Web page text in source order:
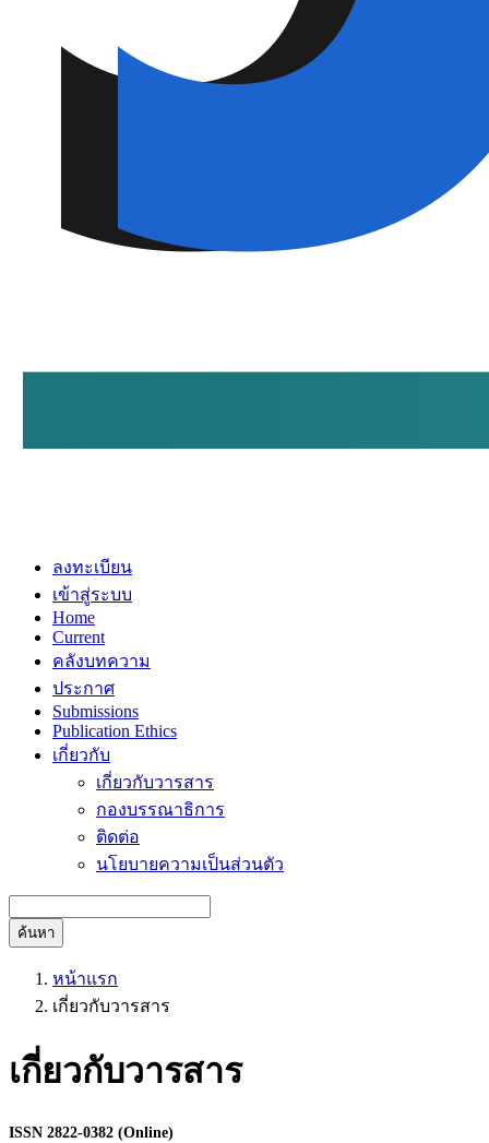
ลงทะเบียน
เข้าสู่ระบบ
Home
Current
คลังบทความ
ประกาศ
Submissions
Publication Ethics
เกี่ยวกับ
เกี่ยวกับวารสาร
กองบรรณาธิการ
ติดต่อ
นโยบายความเป็นส่วนตัว
ค้นหา
หน้าแรก
เกี่ยวกับวารสาร
เกี่ยวกับวารสาร
ISSN 2822-0382 (Online)